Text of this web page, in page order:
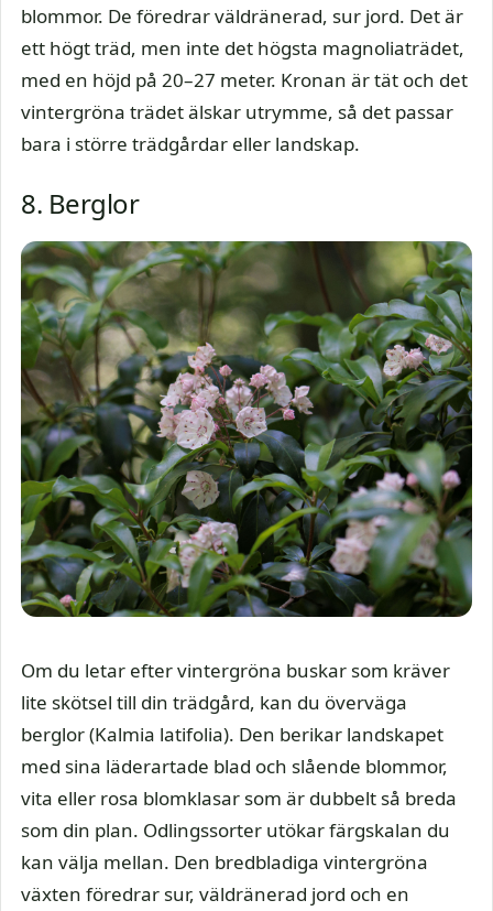
blommor. De föredrar väldränerad, sur jord. Det är
ett högt träd, men inte det högsta magnoliaträdet,
med en höjd på 20–27 meter. Kronan är tät och det
vintergröna trädet älskar utrymme, så det passar
bara i större trädgårdar eller landskap.
8. Berglor
Om du letar efter vintergröna buskar som kräver
lite skötsel till din trädgård, kan du överväga
berglor (Kalmia latifolia). Den berikar landskapet
med sina läderartade blad och slående blommor,
vita eller rosa blomklasar som är dubbelt så breda
som din plan. Odlingssorter utökar färgskalan du
kan välja mellan. Den bredbladiga vintergröna
växten föredrar sur, väldränerad jord och en